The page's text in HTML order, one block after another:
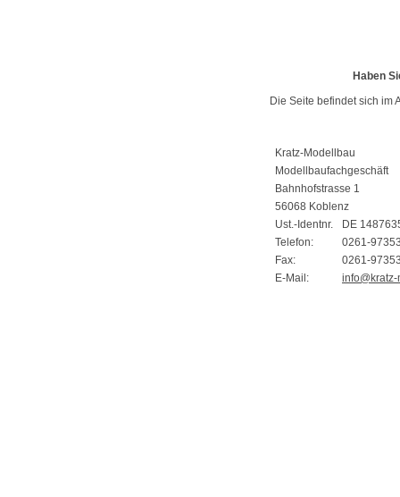
Haben
Die Seite befindet sich im
Kratz-Modellbau
Modellbaufachgeschäft
Bahnhofstrasse 1
56068 Koblenz
Ust.-Identnr.
DE
Telefon:
0261-
Fax:
0261-
E-Mail: